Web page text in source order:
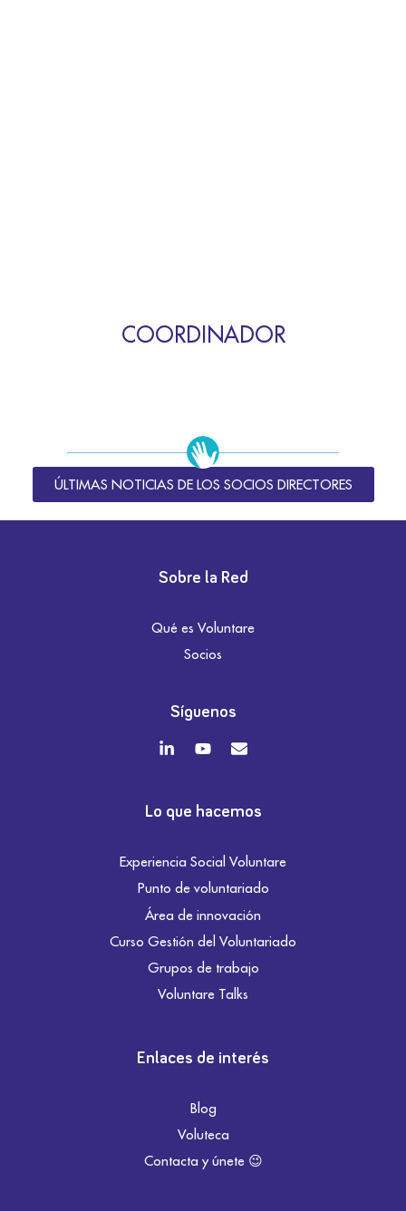
COORDINADOR
ÚLTIMAS NOTICIAS DE LOS SOCIOS DIRECTORES
Sobre la Red
Qué es Voluntare
Socios
Síguenos
Lo que hacemos
Experiencia Social Voluntare
Punto de voluntariado
Área de innovación
Curso Gestión del Voluntariado
Grupos de trabajo
Voluntare Talks
Enlaces de interés
Blog
Voluteca
Contacta y únete 😉